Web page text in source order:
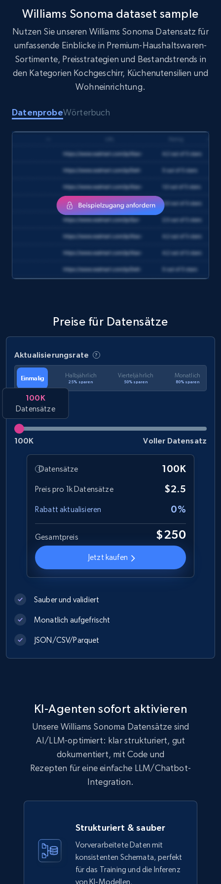
Target
URL, Product id, Title, Product description,
Rating, Reviews count, Initial price, Discount,
and more.
Amazon Walmart
URL, Title amazon, Seller name amazon, Brand
amazon, Description amazon, Initial price
amazon, Currency amazon, Availability amazon,
eCommerce
1.2K+ 132+ Jetzt kaufen
Currency, Colour code, Colour, Description, and
more.
eCommerce
Best Buy products
URL, Product id, Title, Images, Final price,
eCommerce
149+ Jetzt kaufen
Lowes.com
URL, Domain, Marketplace pn, Sku, Other pn,
more.
Lazada - Products
URL, Title, Rating, Reviews, Initial price, Final
price, Currency, Stock, and more.
eCommerce
160+ Jetzt kaufen
Ikea - Products
Williams Sonoma dataset sample
Nutzen Sie unseren Williams Sonoma Datensatz für
umfassende Einblicke in Premium-Haushaltswaren-
Sortimente, Preisstrategien und Bestandstrends in
den Kategorien Kochgeschirr, Küchenutensilien und
Wohneinrichtung.
DatenprobeWörterbuch
Preise für Datensätze
Aktualisierungsrate
Einmalig Halbjährlich
25% sparen
Vierteljährlich
50% sparen
Monatlich
80% sparen
100K
Datensätze
100K Voller Datensatz
Datensätze 100K
Preis pro 1k Datensätze $2.5
Rabatt aktualisieren 0%
Gesamtpreis $250
Jetzt kaufen
Sauber und validiert
Monatlich aufgefrischt
JSON/CSV/Parquet
KI-Agenten sofort aktivieren
Unsere Williams Sonoma Datensätze sind
AI/LLM-optimiert: klar strukturiert, gut
dokumentiert, mit Code und
Rezepten für eine einfache LLM/Chatbot-
Integration.
Strukturiert & sauber
Vorverarbeitete Daten mit
konsistenten Schemata, perfekt
für das Training und die Inferenz
von KI-Modellen.